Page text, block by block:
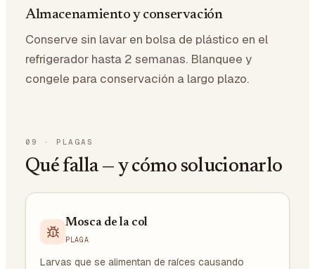
Almacenamiento y conservación
Conserve sin lavar en bolsa de plástico en el
refrigerador hasta 2 semanas. Blanquee y
congele para conservación a largo plazo.
09 · PLAGAS
Qué falla — y cómo solucionarlo
Mosca de la col
PLAGA
Larvas que se alimentan de raíces causando